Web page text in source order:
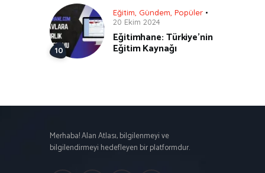
Eğitim Gündem Popüler
20 Ekim 2024
Eğitimhane: Türkiye’nin
Eğitim Kaynağı
Merhaba! Alan Atlası, bilgilenmeyi ve
bilgilendirmeyi hedefleyen bir platformdur.